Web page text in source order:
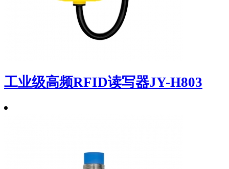
工业级高频RFID读写器JY-H803